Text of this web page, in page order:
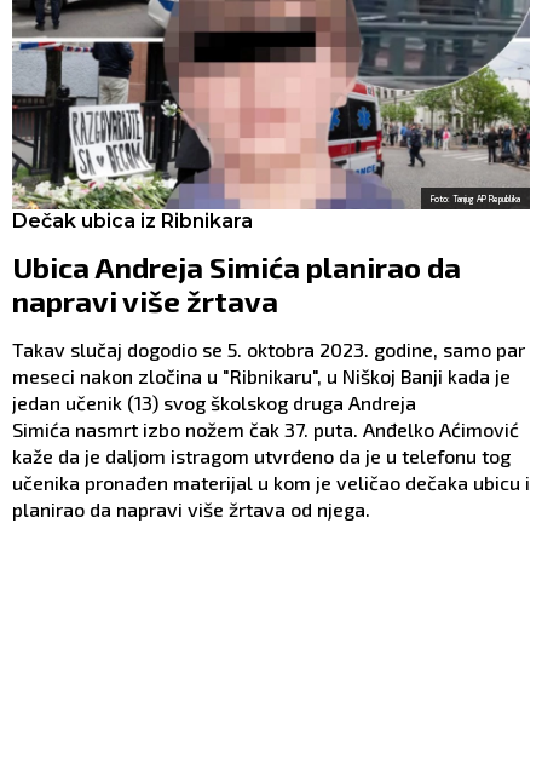
Foto: Tanjug AP Republika
Dečak ubica iz Ribnikara
Ubica Andreja Simića planirao da
napravi više žrtava
Takav slučaj dogodio se 5. oktobra 2023. godine, samo par
meseci nakon zločina u "Ribnikaru", u Niškoj Banji kada je
jedan učenik (13) svog školskog druga Andreja
Simića nasmrt izbo nožem čak 37. puta. Anđelko Aćimović
kaže da je daljom istragom utvrđeno da je u telefonu tog
učenika pronađen materijal u kom je veličao dečaka ubicu i
planirao da napravi više žrtava od njega.